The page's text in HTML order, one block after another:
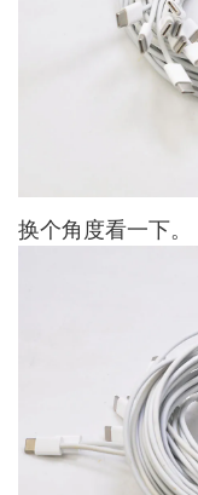
换个角度看一下。